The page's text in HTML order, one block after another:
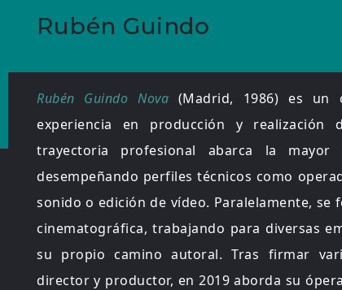
Rubén Guindo
Rubén Guindo Nova (Madrid, 1986) es un
experiencia en producción y realización
trayectoria profesional abarca la
desempeñando perfiles técnicos como
sonido o edición de vídeo. Paralelamente,
cinematográfica, trabajando para diversas
su propio camino autoral. Tras firmar
director y productor, en 2019 aborda su